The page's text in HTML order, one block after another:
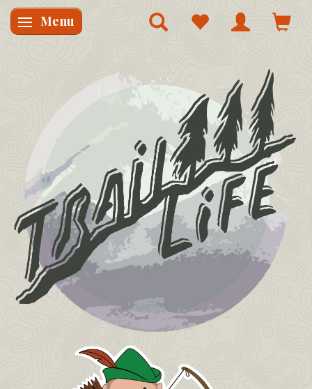
Skifte navigation
Menu